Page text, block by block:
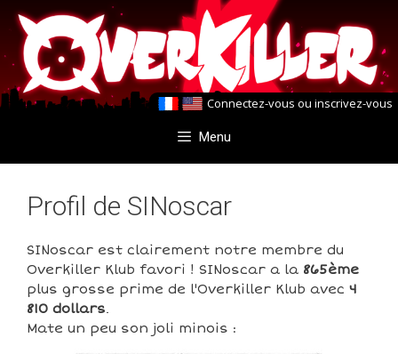
Aller
au
contenu
Aller
au
contenu
Connectez-vous ou inscrivez-vous
Menu
Profil de SINoscar
SINoscar est clairement notre membre du
Overkiller Klub favori ! SINoscar a la 865ème
plus grosse prime de l'Overkiller Klub avec 4
810 dollars.
Mate un peu son joli minois :